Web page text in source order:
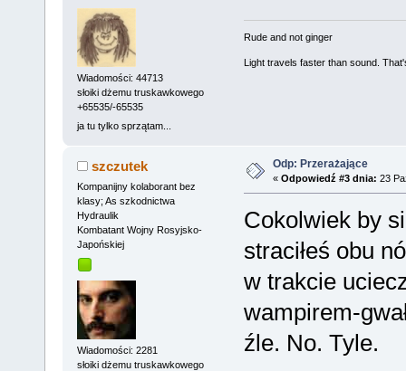
Wiadomości: 44713
słoiki dżemu truskawkowego
+65535/-65535
ja tu tylko sprzątam...
Rude and not ginger
Light travels faster than sound.
szczutek
Kompanijny kolaborant bez
klasy; As szkodnictwa
Hydraulik
Kombatant Wojny Rosyjsko-
Japońskiej
Wiadomości: 2281
słoiki dżemu truskawkowego
Odp: Przerażające
« Odpowiedź #3 dnia: 23
Cokolwiek by
straciłeś obu
w trakcie
wampirem-
źle. No. Tyle.